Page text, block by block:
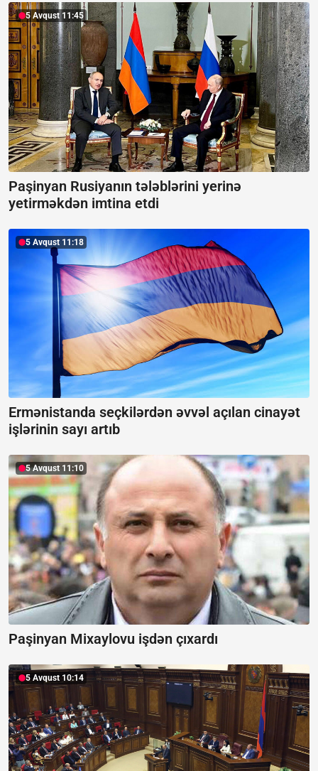
5 Avqust 11:45
Paşinyan Rusiyanın tələblərini yerinə
yetirməkdən imtina etdi
5 Avqust 11:18
Ermənistanda seçkilərdən əvvəl açılan cinayət
işlərinin sayı artıb
5 Avqust 11:10
Paşinyan Mixaylovu işdən çıxardı
5 Avqust 10:14